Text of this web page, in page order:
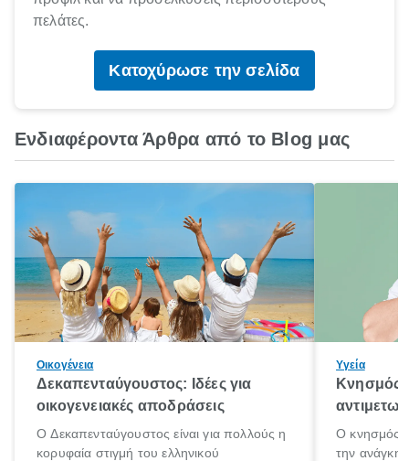
πελάτες.
Κατοχύρωσε την σελίδα
Ενδιαφέροντα Άρθρα από το Blog μας
Οικογένεια
Δεκαπενταύγουστος: Ιδέες για
οικογενειακές αποδράσεις
Ο Δεκαπενταύγουστος είναι για πολλούς η
κορυφαία στιγμή του ελληνικού
Υγεία
Κνησμός:
Ο κνησμός
την ανάγκη